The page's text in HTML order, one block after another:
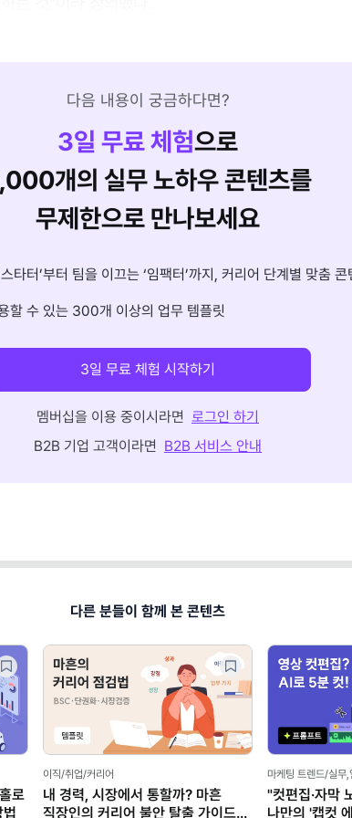
다음 내용이 궁금하다면?
3일 무료 체험으로
개의 실무 노하우 콘텐츠를
무제한으로 만나보세요
타터’부터 팀을 이끄는 ‘임팩터’까지, 커리어 단계별 맞춤 콘
할 수 있는 300개 이상의 업무 템플릿
3일 무료 체험 시작하기
멤버십을 이용 중이시라면 로그인 하기
B2B 기업 고객이라면 B2B 서비스 안내
다른 분들이 함께 본 콘텐츠
로
이직/취업/커리어
내 경력, 시장에서 통할까? 마흔
직장인의 커리어 불안 탈출 가이드
마케팅 트렌드/실무,
"컷편집·자막
나만의 '캡컷